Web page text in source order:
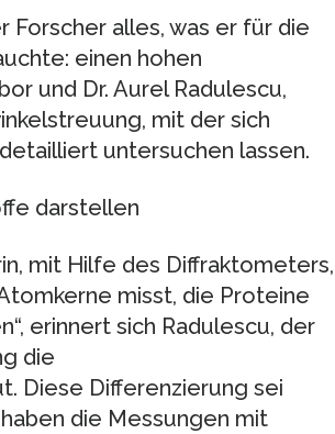
Forscher alles, was er für die
einen hohen
und Dr. Aurel Radulescu,
mit der sich
untersuchen lassen.
darstellen
mit Hilfe des Diffraktometers,
misst, die Proteine
erinnert sich Radulescu, der
die
Diese Differenzierung sei
die Messungen mit